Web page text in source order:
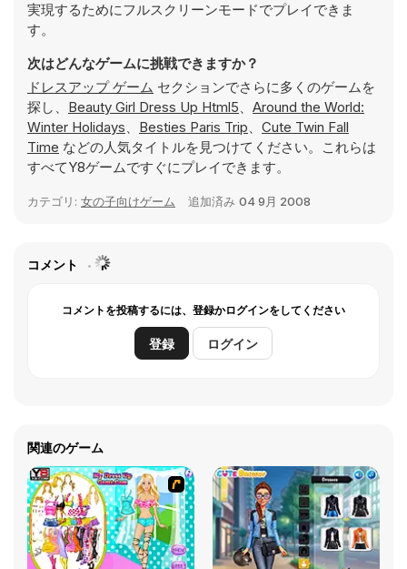
実現するためにフルスクリーンモードでプレイできま
す。
次はどんなゲームに挑戦できますか？
ドレスアップ ゲーム セクションでさらに多くのゲームを
探し、 Beauty Girl Dress Up Html5、 Around the World:
Winter Holidays、 Besties Paris Trip、 Cute Twin Fall
Time などの人気タイトルを見つけてください。これらは
すべてY8ゲームですぐにプレイできます。
カテゴリ: 女の子向けゲーム 追加済み 04 9月 2008
コメント
コメントを投稿するには、登録かログインをしてください
登録 ログイン
関連のゲーム